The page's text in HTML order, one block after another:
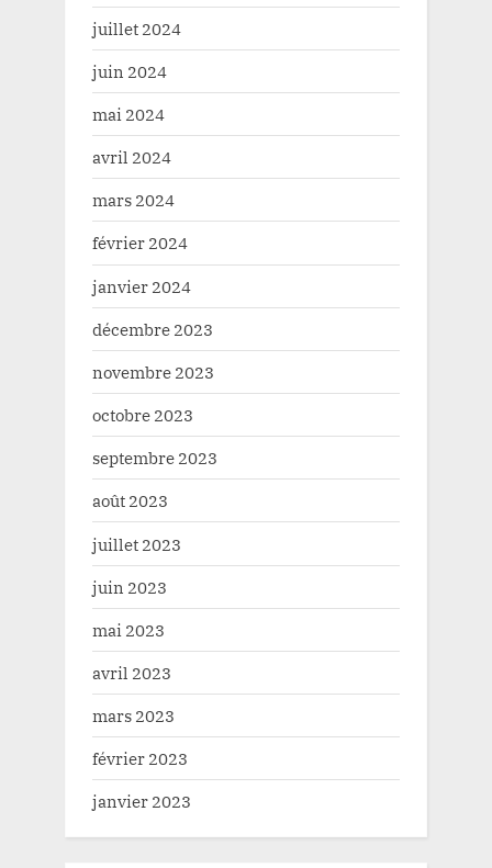
juillet 2024
juin 2024
mai 2024
avril 2024
mars 2024
février 2024
janvier 2024
décembre 2023
novembre 2023
octobre 2023
septembre 2023
août 2023
juillet 2023
juin 2023
mai 2023
avril 2023
mars 2023
février 2023
janvier 2023